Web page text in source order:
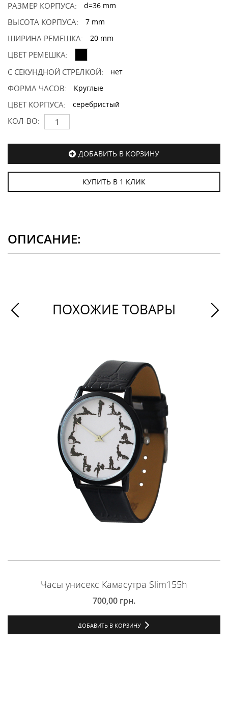
РАЗМЕР КОРПУСА: d=36 mm
ВЫСОТА КОРПУСА: 7 mm
ШИРИНА РЕМЕШКА: 20 mm
ЦВЕТ РЕМЕШКА:
С СЕКУНДНОЙ СТРЕЛКОЙ:
нет
ФОРМА ЧАСОВ: Круглые
ЦВЕТ КОРПУСА: серебристый
КОЛ-ВО:
ДОБАВИТЬ В КОРЗИНУ
КУПИТЬ В 1 КЛИК
ОПИСАНИЕ:
ПОХОЖИЕ ТОВАРЫ
Часы унисекс Камасутра Slim155h
700,00 грн.
ДОБАВИТЬ В КОРЗИНУ